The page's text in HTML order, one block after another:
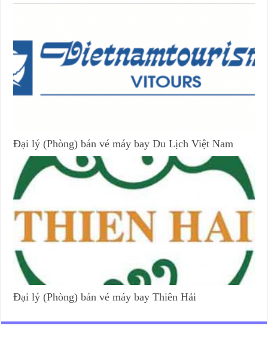
Đại lý (Phòng) bán vé máy bay Du Lịch Việt Nam
Đại lý (Phòng) bán vé máy bay Thiên Hải